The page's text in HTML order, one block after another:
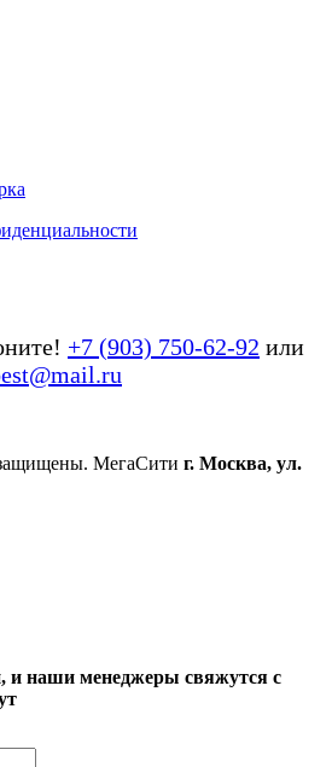
+7 (903) 750-62-92 или
МегаСити г. Москва, ул.
и наши менеджеры свяжутся с